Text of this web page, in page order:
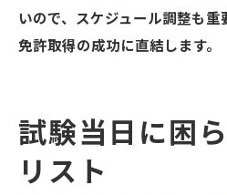
いので、スケジュール調整も
免許取得の成功に直結します。
試験当日に困
リスト